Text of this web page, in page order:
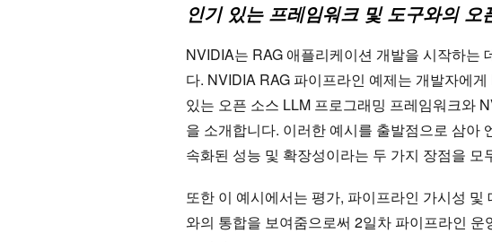
인기 있는 프레임워크 및 도구와의 오
NVIDIA는 RAG 애플리케이션 개발을 시작하는
다. NVIDIA RAG 파이프라인 예제는 개발자에
있는 오픈 소스 LLM 프로그래밍 프레임워크와
을 소개합니다. 이러한 예시를 출발점으로 삼아
속화된 성능 및 확장성이라는 두 가지 장점을 모
또한 이 예시에서는 평가, 파이프라인 가시성
와의 통합을 보여줌으로써 2일차 파이프라인